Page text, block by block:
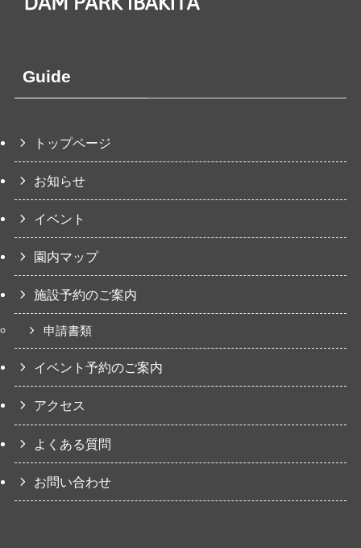
Guide
トップページ
お知らせ
イベント
園内マップ
施設予約のご案内
申請書類
イベント予約のご案内
アクセス
よくある質問
お問い合わせ